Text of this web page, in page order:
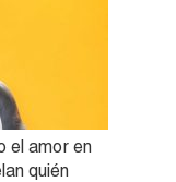
el amor en
quién